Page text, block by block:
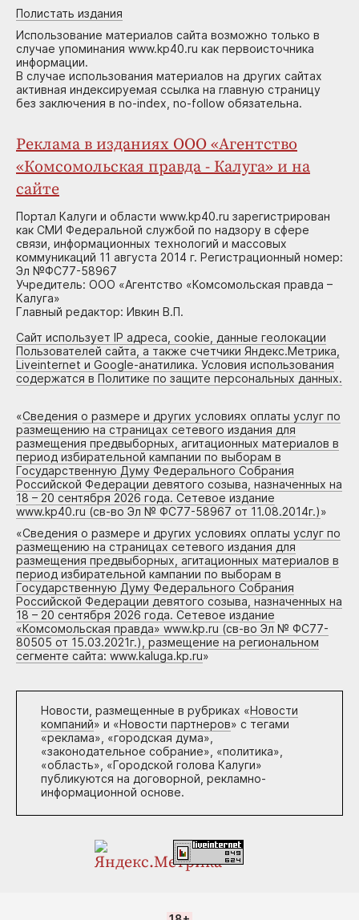
Полистать издания
Использование материалов сайта возможно только в
случае упоминания www.kp40.ru как первоисточника
информации.
В случае использования материалов на других сайтах
активная индексируемая ссылка на главную страницу
без заключения в no-index, no-follow обязательна.
Реклама в изданиях ООО «Агентство
«Комсомольская правда - Калуга» и на
сайте
Портал Калуги и области www.kp40.ru зарегистрирован
как СМИ Федеральной службой по надзору в сфере
связи, информационных технологий и массовых
коммуникаций 11 августа 2014 г. Регистрационный номер:
Эл №ФС77-58967
Учредитель: ООО «Агентство «Комсомольская правда –
Калуга»
Главный редактор: Ивкин В.П.
Сайт использует IP адреса, cookie, данные геолокации
Пользователей сайта, а также счетчики Яндекс.Метрика,
Liveinternet и Google-анатилика. Условия использования
содержатся в Политике по защите персональных данных.
«Сведения о размере и других условиях оплаты услуг по
размещению на страницах сетевого издания для
размещения предвыборных, агитационных материалов в
период избирательной кампании по выборам в
Государственную Думу Федерального Собрания
Российской Федерации девятого созыва, назначенных на
18 – 20 сентября 2026 года. Сетевое издание
www.kp40.ru (св-во Эл № ФС77-58967 от 11.08.2014г.)»
«Сведения о размере и других условиях оплаты услуг по
размещению на страницах сетевого издания для
размещения предвыборных, агитационных материалов в
период избирательной кампании по выборам в
Государственную Думу Федерального Собрания
Российской Федерации девятого созыва, назначенных на
18 – 20 сентября 2026 года. Сетевое издание
«Комсомольская правда» www.kp.ru (св-во Эл № ФС77-
80505 от 15.03.2021г.), размещение на региональном
сегменте сайта: www.kaluga.kp.ru»
Новости, размещенные в рубриках «Новости
компаний» и «Новости партнеров» с тегами
«реклама», «городская дума»,
«законодательное собрание», «политика»,
«область», «Городской голова Калуги»
публикуются на договорной, рекламно-
информационной основе.